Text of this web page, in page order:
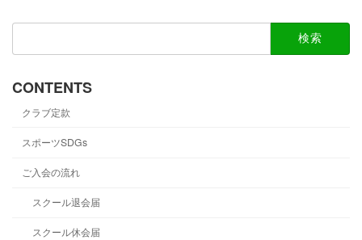
検
CONTENTS
クラブ定款
スポーツSDGs
ご入会の流れ
スクール退会届
スクール休会届